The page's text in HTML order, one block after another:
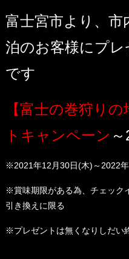
富士宮市より、市
泊のお客様にプ
です
【富士の巻狩り
トキャンペーン
※2021年12月30日(木)～2022
※賞味期限がある為、チェック
引き換えに限る
※プレゼントは無くなりしだい